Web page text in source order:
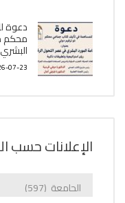
دعوة
محكم
07-23
الإعلانات حسب
الإعلانات